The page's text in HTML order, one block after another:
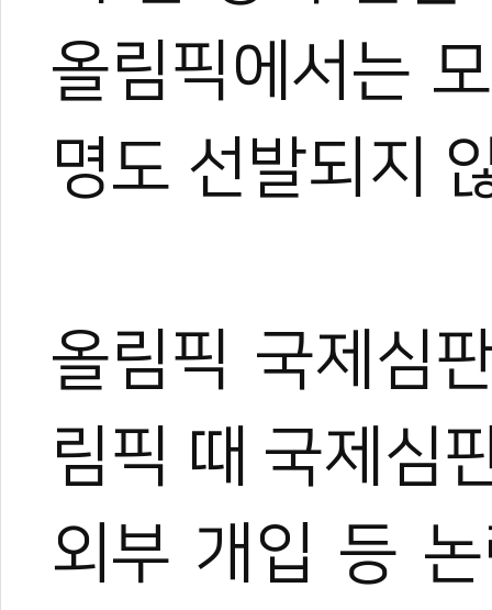
올림픽에서는
명도 선발되지
올림픽 국제심
림픽 때 국제심
외부 개입 등